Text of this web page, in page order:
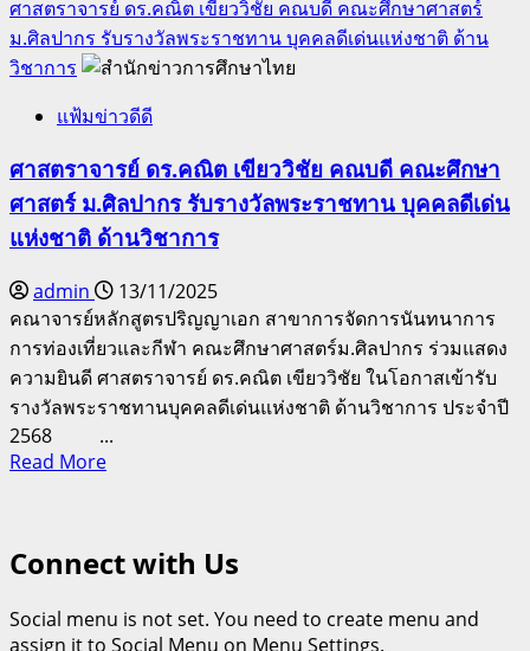
ศาสตราจารย์ ดร.คณิต เขียววิชัย คณบดี คณะศึกษาศาสตร์
ม.ศิลปากร รับรางวัลพระราชทาน บุคคลดีเด่นแห่งชาติ ด้าน
วิชาการ
แฟ้มข่าวดีดี
ศาสตราจารย์ ดร.คณิต เขียววิชัย คณบดี คณะศึกษา
ศาสตร์ ม.ศิลปากร รับรางวัลพระราชทาน บุคคลดีเด่น
แห่งชาติ ด้านวิชาการ
admin
13/11/2025
คณาจารย์หลักสูตรปริญญาเอก สาขาการจัดการนันทนาการ
การท่องเที่ยวและกีฬา คณะศึกษาศาสตร์ม.ศิลปากร ร่วมแสดง
ความยินดี ศาสตราจารย์ ดร.คณิต เขียววิชัย ในโอกาสเข้ารับ
รางวัลพระราชทานบุคคลดีเด่นแห่งชาติ ด้านวิชาการ ประจำปี
2568 ...
Read MoreRead
ดร.คณิต
วิชัย
Connect with Us
Social menu is not set. You need to create menu and
assign it to Social Menu on Menu Settings.